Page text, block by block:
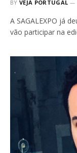
BY VEJA PORTUGAL
A SAGALEXPO já
vão participar na